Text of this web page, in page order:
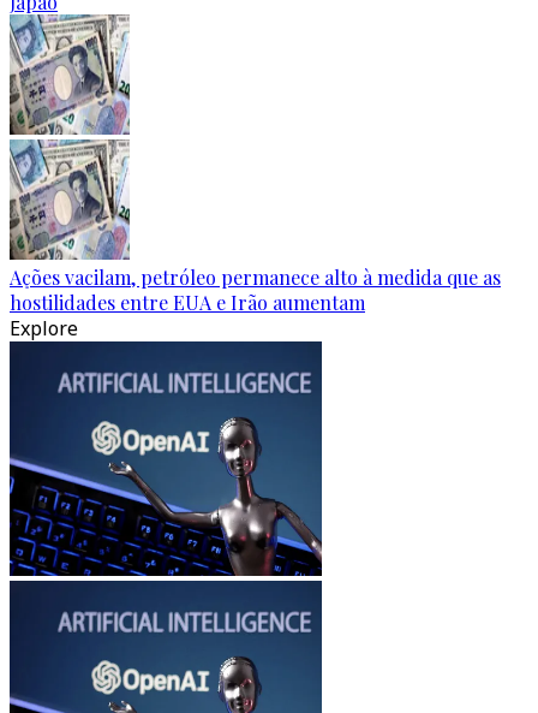
Ações vacilam, petróleo permanece alto à medida que as
hostilidades entre EUA e Irão aumentam
Explore